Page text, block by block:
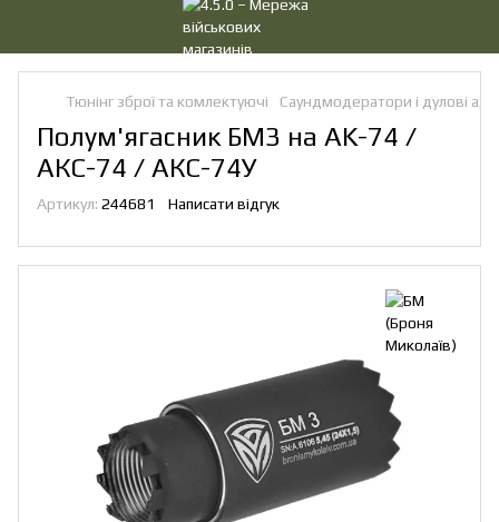
Тюнінг зброї та комлектуючі Саундмодератори і дулові
Полум'ягасник БМ3 на AK-74 /
АКС-74 / АКС-74У
Артикул: 244681 Написати відгук